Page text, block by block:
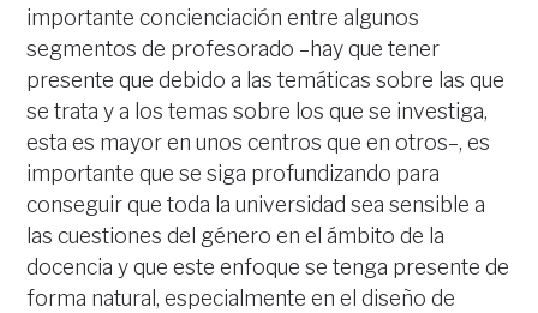
importante concienciación entre algunos
segmentos de profesorado –hay que tener
presente que debido a las temáticas sobre las que
se trata y a los temas sobre los que se investiga,
esta es mayor en unos centros que en otros–, es
importante que se siga profundizando para
conseguir que toda la universidad sea sensible a
las cuestiones del género en el ámbito de la
docencia y que este enfoque se tenga presente de
forma natural, especialmente en el diseño de